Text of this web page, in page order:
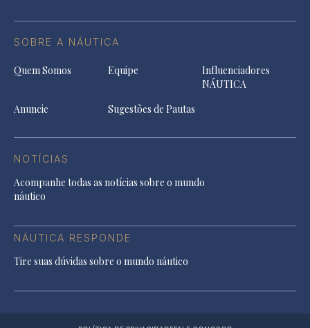
SOBRE A NÁUTICA
Quem Somos Equipe
Influenciadores
NÁUTICA
Anuncie
Sugestões de Pautas
NOTÍCIAS
Acompanhe todas as notícias sobre o mundo
náutico
NÁUTICA RESPONDE
Tire suas dúvidas sobre o mundo náutico